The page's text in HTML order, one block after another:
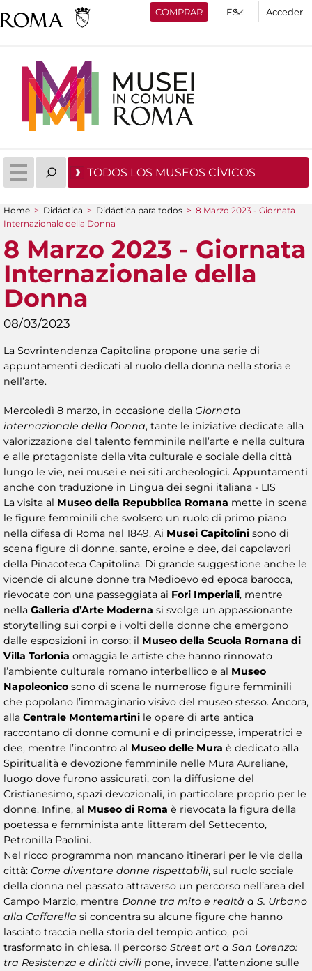
COMPRAR Acceder
TODOS LOS MUSEOS CÍVICOS
You are here
Home > Didáctica > Didáctica para todos > 8 Marzo 2023 - Giornata
Internazionale della Donna
8 Marzo 2023 - Giornata
Internazionale della
Donna
08/03/2023
La Sovrintendenza Capitolina propone una serie di
appuntamenti dedicati al ruolo della donna nella storia e
nell’arte.
Mercoledì 8 marzo, in occasione della Giornata
internazionale della Donna, tante le iniziative dedicate alla
valorizzazione del talento femminile nell’arte e nella cultura
e alle protagoniste della vita culturale e sociale della città
lungo le vie, nei musei e nei siti archeologici. Appuntamenti
anche con traduzione in Lingua dei segni italiana - LIS
La visita al Museo della Repubblica Romana mette in scena
le figure femminili che svolsero un ruolo di primo piano
nella difesa di Roma nel 1849. Ai Musei Capitolini sono di
scena figure di donne, sante, eroine e dee, dai capolavori
della Pinacoteca Capitolina. Di grande suggestione anche le
vicende di alcune donne tra Medioevo ed epoca barocca,
rievocate con una passeggiata ai Fori Imperiali, mentre
nella Galleria d’Arte Moderna si svolge un appassionante
storytelling sui corpi e i volti delle donne che emergono
dalle esposizioni in corso; il Museo della Scuola Romana di
Villa Torlonia omaggia le artiste che hanno rinnovato
l’ambiente culturale romano interbellico e al Museo
Napoleonico sono di scena le numerose figure femminili
che popolano l’immaginario visivo del museo stesso. Ancora,
alla Centrale Montemartini le opere di arte antica
raccontano di donne comuni e di principesse, imperatrici e
dee, mentre l’incontro al Museo delle Mura è dedicato alla
Spiritualità e devozione femminile nelle Mura Aureliane,
luogo dove furono assicurati, con la diffusione del
Cristianesimo, spazi devozionali, in particolare proprio per le
donne. Infine, al Museo di Roma è rievocata la figura della
poetessa e femminista ante litteram del Settecento,
Petronilla Paolini.
Nel ricco programma non mancano itinerari per le vie della
città: Come diventare donne rispettabili, sul ruolo sociale
della donna nel passato attraverso un percorso nell’area del
Campo Marzio, mentre Donne tra mito e realtà a S. Urbano
alla Caffarella si concentra su alcune figure che hanno
lasciato traccia nella storia del tempio antico, poi
trasformato in chiesa. Il percorso Street art a San Lorenzo:
tra Resistenza e diritti civili pone, invece, l’attenzione sulle